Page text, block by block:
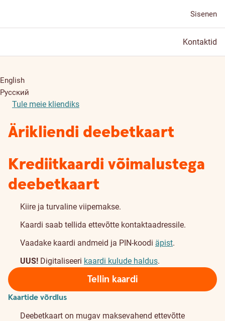
Sisenen
Kontaktid
English
Русский
Tule meie kliendiks
Ärikliendi deebetkaart
Krediitkaardi võimalustega
deebetkaart
Kiire ja turvaline viipemakse.
Kaardi saab tellida ettevõtte kontaktaadressile.
Vaadake kaardi andmeid ja PIN-koodi äpist.
UUS! Digitaliseeri kaardi kulude haldus.
Tellin kaardi
Kaartide võrdlus
Deebetkaart on mugav maksevahend ettevõtte